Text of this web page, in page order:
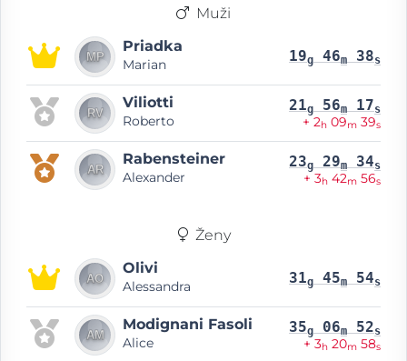
Muži
Priadka
Marian 19g 46m 38s
Viliotti
Roberto
21g 56m 17s
+ 2h 09m 39s
Rabensteiner
Alexander
23g 29m 34s
+ 3h 42m 56s
Ženy
Olivi
Alessandra 31g 45m 54s
Modignani Fasoli
Alice
35g 06m 52s
+ 3h 20m 58s